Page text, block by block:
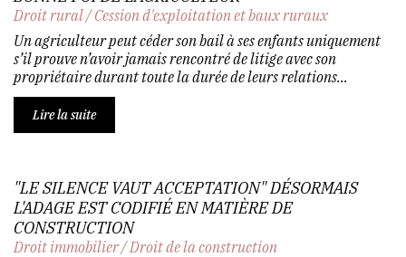
Droit rural/Cession d'exploitation et baux ruraux
Un agriculteur peut céder son bail à ses enfants uniquement
s’il prouve n’avoir jamais rencontré de litige avec son
propriétaire durant toute la durée de leurs relations...
Lire la suite
"LE SILENCE VAUT ACCEPTATION" DÉSORMAIS
L'ADAGE EST CODIFIÉ EN MATIÈRE DE
CONSTRUCTION
Droit immobilier/Droit de la construction